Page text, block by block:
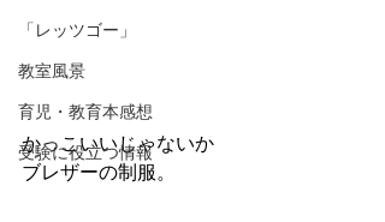
「レッツゴー」
教室風景
育児・教育本感想
受験に役立つ情報
かっこいいじゃないか
ブレザーの制服。